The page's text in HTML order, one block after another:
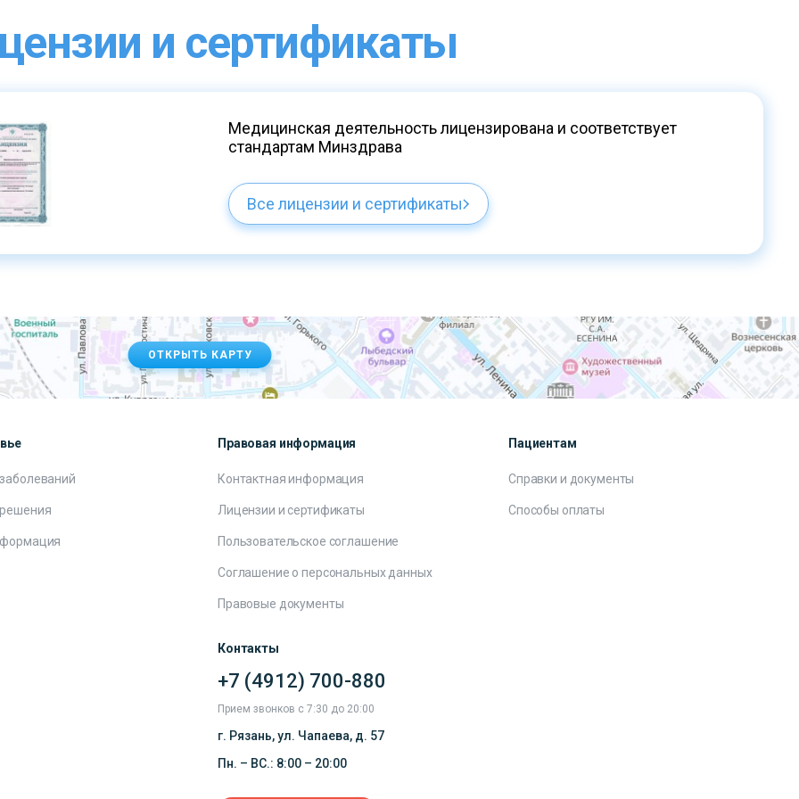
и сертификаты
Медицинская деятельность лицензирована и соответствует
стандартам Минздрава
Все лицензии и сертификаты
ОТКРЫТЬ КАРТУ
Правовая информация
Контактная информация
Лицензии и сертификаты
Пользовательское соглашение
Соглашение о персональных данных
Правовые документы
Пациентам
Справки и документы
Способы оплаты
Контакты
+7 (4912) 700-880
Прием звонков с 7:30 до 20:00
г. Рязань, ул. Чапаева, д. 57
Пн. – ВС.: 8:00 – 20:00